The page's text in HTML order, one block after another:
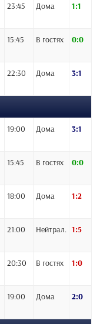
23:45 Дома 1:1
15:45 В гостях 0:0
22:30 Дома 3:1
19:00 Дома 3:1
15:45 В гостях 0:0
18:00 Дома 1:2
21:00 Нейтрал. 1:5
20:30 В гостях 1:0
19:00 Дома 2:0